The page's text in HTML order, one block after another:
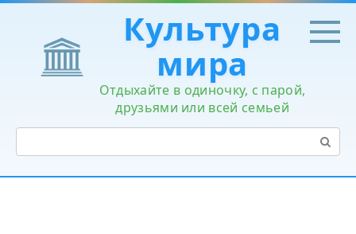
Перейти
контенту
Культура
мира
Отдыхайте в одиночку, с парой,
друзьями или всей семьей
Поиск: